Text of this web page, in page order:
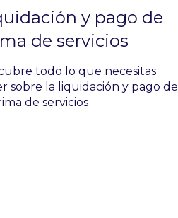
y pago de
de servicios
todo lo que necesitas
sobre la liquidación y pago de
de servicios